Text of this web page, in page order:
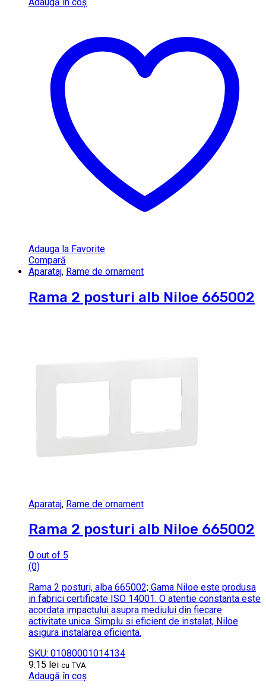
Adauga la Favorite
Compară
Aparataj, Rame de ornament
Rama 2 posturi alb Niloe 665002
Aparataj, Rame de ornament
Rama 2 posturi alb Niloe 665002
0 out of 5
(0)
Rama 2 posturi, alba 665002; Gama Niloe este produsa
in fabrici certificate ISO 14001. O atentie constanta este
acordata impactului asupra mediului din fiecare
activitate unica. Simplu si eficient de instalat, Niloe
asigura instalarea eficienta.
SKU: 01080001014134
9.15 lei cu TVA
Adaugă în coș